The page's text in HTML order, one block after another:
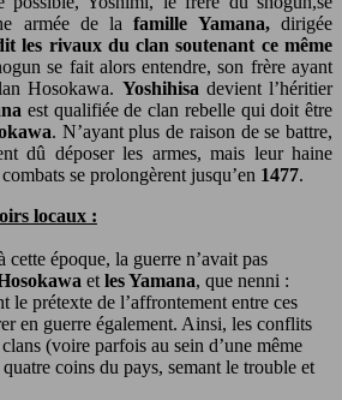
armée de lafamille Yamana,dirigée
les rivaux du clan soutenant ce même
se fait alors entendre, son frère ayant
Hosokawa. Yoshihisa devient l’héritier
est qualifiée de clan rebelle qui doit être
. N’ayant plus de raison de se battre,
dû déposer les armes, mais leur haine
se prolongèrent jusqu’en 1477.
locaux :
époque, la guerre n’avait pas
et les Yamana, que nenni :
le prétexte de l’affrontement entre ces
en guerre également. Ainsi, les conflits
(voire parfois au sein d’une même
coins du pays, semant le trouble et